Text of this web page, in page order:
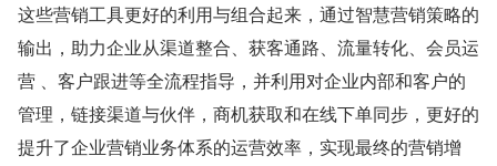
这些营销工具更好的利用与组合起来，通过智慧营销策略的
输出，助力企业从渠道整合、获客通路、流量转化、会员运
营 、客户跟进等全流程指导，并利用对企业内部和客户的
管理，链接渠道与伙伴，商机获取和在线下单同步，更好的
提升了企业营销业务体系的运营效率，实现最终的营销增